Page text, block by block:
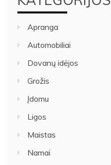
Apranga
Automobiliai
Dovanų idėjos
Grožis
Įdomu
Ligos
Maistas
Namai